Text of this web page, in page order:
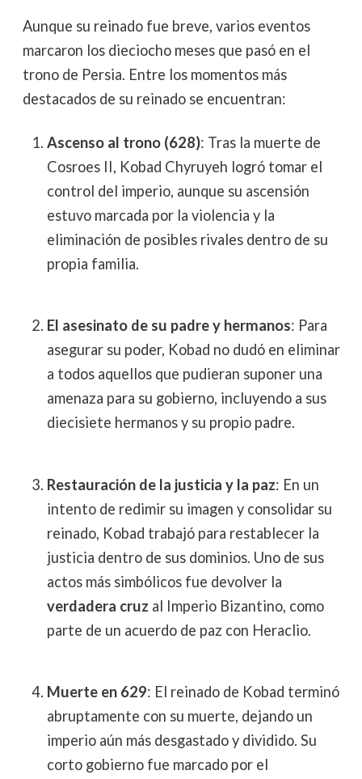
Aunque su reinado fue breve, varios eventos
marcaron los dieciocho meses que pasó en el
trono de Persia. Entre los momentos más
destacados de su reinado se encuentran:
Ascenso al trono (628): Tras la muerte de
Cosroes II, Kobad Chyruyeh logró tomar el
control del imperio, aunque su ascensión
estuvo marcada por la violencia y la
eliminación de posibles rivales dentro de su
propia familia.
El asesinato de su padre y hermanos: Para
asegurar su poder, Kobad no dudó en eliminar
a todos aquellos que pudieran suponer una
amenaza para su gobierno, incluyendo a sus
diecisiete hermanos y su propio padre.
Restauración de la justicia y la paz: En un
intento de redimir su imagen y consolidar su
reinado, Kobad trabajó para restablecer la
justicia dentro de sus dominios. Uno de sus
actos más simbólicos fue devolver la
verdadera cruz al Imperio Bizantino, como
parte de un acuerdo de paz con Heraclio.
Muerte en 629: El reinado de Kobad terminó
abruptamente con su muerte, dejando un
imperio aún más desgastado y dividido. Su
corto gobierno fue marcado por el